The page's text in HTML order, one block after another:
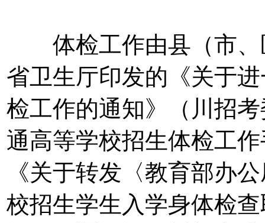
体检工作由县（市、
省卫生厅印发的《关于
检工作的通知》（川招
通高等学校招生体检工
《关于转发〈教育部办
校招生学生入学身体检